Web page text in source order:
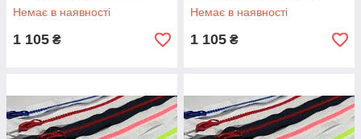
Немає в наявності
1 105 ₴
Немає в наявності
1 105 ₴